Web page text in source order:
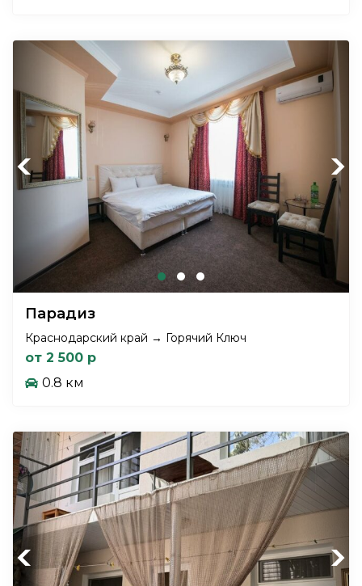
Previous Next
Парадиз
Краснодарский край → Горячий Ключ
от 2 500 р
0.8 км
Previous Next